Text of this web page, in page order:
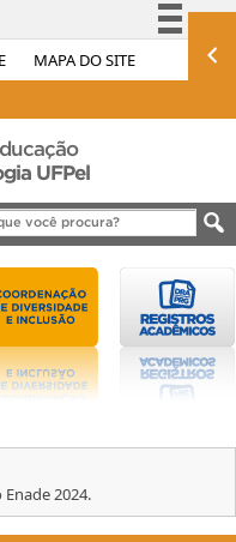
MAPA DO SITE
Simplifique!
Acesso à informação
Legislação
Canais
UFPel
2024.